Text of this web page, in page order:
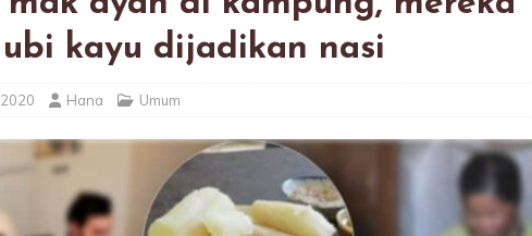
kayu dijadikan nasi
Hana Umum